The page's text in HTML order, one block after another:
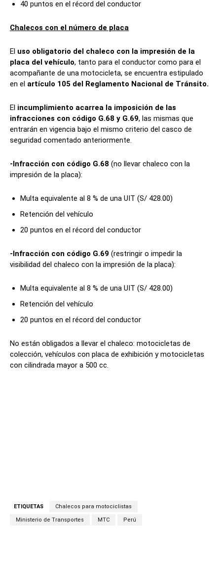
40 puntos en el récord del conductor
Chalecos con el número de placa
El uso obligatorio del chaleco con la impresión de la
placa del vehículo, tanto para el conductor como para el
acompañante de una motocicleta, se encuentra estipulado
en el artículo 105 del Reglamento Nacional de Tránsito.
El incumplimiento acarrea la imposición de las
infracciones con código G.68 y G.69, las mismas que
entrarán en vigencia bajo el mismo criterio del casco de
seguridad comentado anteriormente.
-Infracción con código G.68 (no llevar chaleco con la
impresión de la placa):
Multa equivalente al 8 % de una UIT (S/ 428.00)
Retención del vehículo
20 puntos en el récord del conductor
-Infracción con código G.69 (restringir o impedir la
visibilidad del chaleco con la impresión de la placa):
Multa equivalente al 8 % de una UIT (S/ 428.00)
Retención del vehículo
20 puntos en el récord del conductor
No están obligados a llevar el chaleco: motocicletas de
colección, vehículos con placa de exhibición y motocicletas
con cilindrada mayor a 500 cc.
ETIQUETAS Chalecos para motociclistas
Ministerio de Transportes MTC Perú